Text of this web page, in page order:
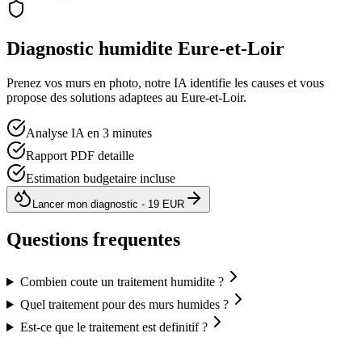
Diagnostic humidite Eure-et-Loir
Prenez vos murs en photo, notre IA identifie les causes et vous
propose des solutions adaptees au Eure-et-Loir.
Analyse IA en 3 minutes
Rapport PDF detaille
Estimation budgetaire incluse
Lancer mon diagnostic - 19 EUR
Questions frequentes
Combien coute un traitement humidite ?
Quel traitement pour des murs humides ?
Est-ce que le traitement est definitif ?